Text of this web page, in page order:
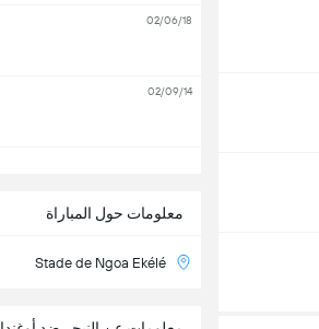
معلومات حول المباراة
Stade de Ngoa Ekélé
02/06/18
02/09/14